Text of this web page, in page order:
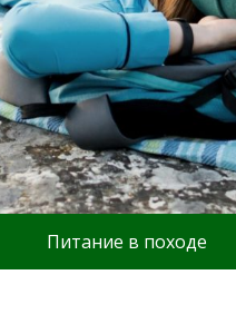
Питание в походе